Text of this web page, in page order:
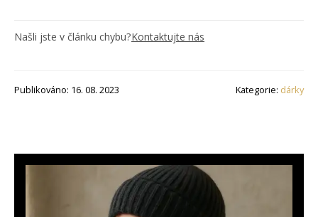
Našli jste v článku chybu?Kontaktujte nás
Publikováno: 16. 08. 2023 Kategorie: dárky